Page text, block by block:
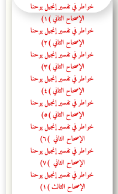
خواطر في تفسير إنجيل يوحنا
الإصحاح الثاني (١)
خواطر في تفسير إنجيل يوحنا
الإصحاح الثاني (٢)
خواطر في تفسير إنجيل يوحنا
الإصحاح الثاني (٣)
خواطر في تفسير إنجيل يوحنا
الإصحاح الثاني (٤)
خواطر في تفسير إنجيل يوحنا
الإصحاح الثاني (٥)
خواطر في تفسير إنجيل يوحنا
الإصحاح الثاني (٦)
خواطر في تفسير إنجيل يوحنا
الإصحاح الثاني (٧)
خواطر في تفسير إنجيل يوحنا
الإصحاح الثالث (١)